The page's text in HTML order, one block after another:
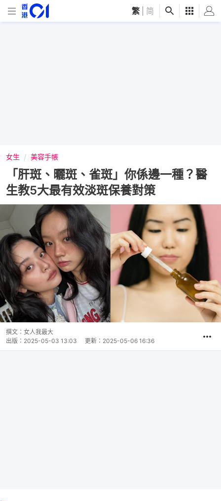
繁 简
女生 美容手帳
「肝斑、曬斑、雀斑」你係邊一種？醫
生教5大最有效淡斑保養對策
撰文： 女人我最大
出版： 2025-05-03 13:03 更新： 2025-05-06 16:36